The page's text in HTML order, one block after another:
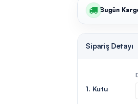
Bugün
Sipariş Detayı
1. Kutu